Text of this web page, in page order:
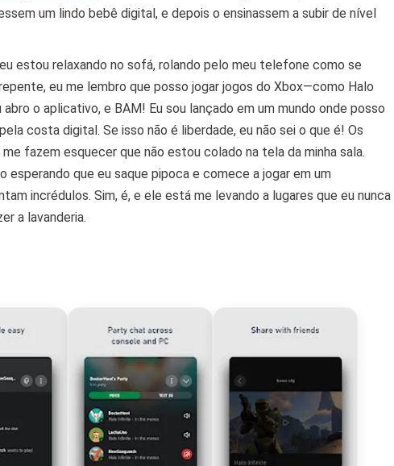
um lindo bebê digital, e depois o ensinassem a subir de nível
estou relaxando no sofá, rolando pelo meu telefone como se
eu me lembro que posso jogar jogos do Xbox—como Halo
o aplicativo, e BAM! Eu sou lançado em um mundo onde posso
costa digital. Se isso não é liberdade, eu não sei o que é! Os
fazem esquecer que não estou colado na tela da minha sala.
esperando que eu saque pipoca e comece a jogar em um
incrédulos. Sim, é, e ele está me levando a lugares que eu nunca
a lavanderia.